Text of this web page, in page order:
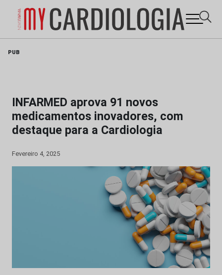
PUB
INFARMED aprova 91 novos
medicamentos inovadores, com
destaque para a Cardiologia
Fevereiro 4, 2025